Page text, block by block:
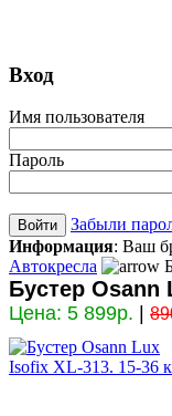
Вход
Имя пользователя
Пароль
Забыли
Информация: Ваш
Автокресла
Бустер Osann
Цена: 5 899р.